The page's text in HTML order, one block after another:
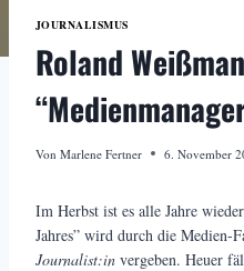
JOURNALISMUS
Roland
Von Marlene Fertner 6. November
Im Herbst ist es alle Jahre
Jahres” wird durch die Medien-
Journalist:in vergeben. Heuer